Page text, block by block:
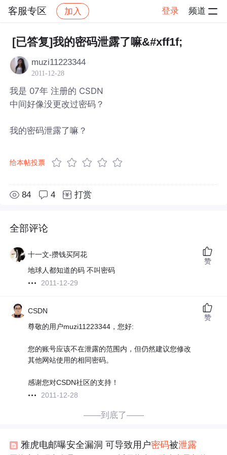
客服专区 加入 登录 频道
社区 客服专区 帖子详情
[已答复]我的密码泄露了嘛&#xff1f;
muzi11223344
2011-12-28
我是 07年 注册的 CSDN
中间好像没更改过密码？
我的密码泄露了嘛？
给本帖投票
84 4 打赏
全部评论
十一文-攒钱买阿花
地球人都知道的码 不叫密码
2011-12-29
赞
CSDN
尊敬的用户muzi11223344，您好:
您的账号应该不在泄露的范围内，但仍然建议您修改
其他网站使用的相同密码。
感谢您对CSDN社区的支持！
2011-12-28
赞
——到底了——
雅虎电邮曝安全漏洞 可导致用户密码被泄露